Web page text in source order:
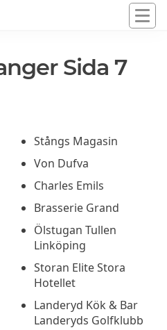
Sida 7
Stångs Magasin
Von Dufva
Charles Emils
Brasserie Grand
Ölstugan Tullen
Linköping
Storan Elite Stora
Hotellet
Landeryd Kök & Bar
Landeryds Golfklubb